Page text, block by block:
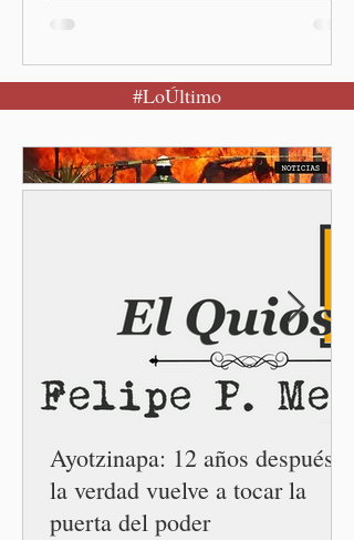
Puebla, Pue.-Cuando una
mujer encuentra un lugar
también recupera la
esperanza de vivir sin
Igualdad, Bienestar, Redes,
Emancipación) número 62 y
la Casa Carmen Serdán
número 25 en el estado, la
cuarta en la c
#LoÚltimo
Ayotzinapa: 12 años después,
la verdad vuelve a tocar la
puerta del poder